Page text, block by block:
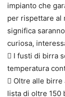
impianto che
per rispettare al
significa
curiosa,
 I fusti di birra
temperatura
 Oltre alle birre
lista di oltre 150